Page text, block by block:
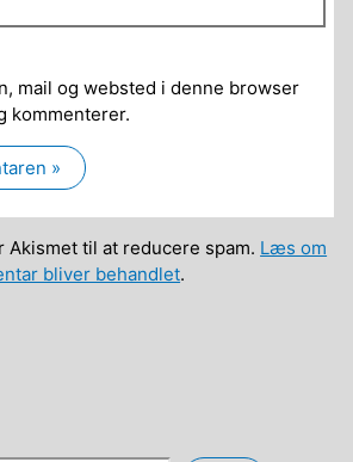
mail og websted i denne browser
kommenterer.
Akismet til at reducere spam. Læs om
bliver behandlet.